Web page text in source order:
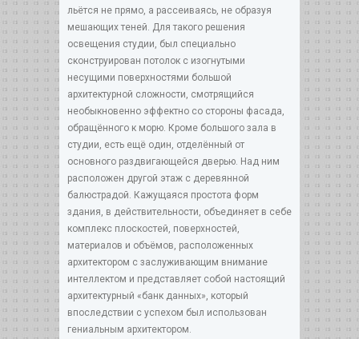
льётся не прямо, а рассеиваясь, не образуя
мешающих теней. Для такого решения
освещения студии, был специально
сконструирован потолок с изогнутыми
несущими поверхностями большой
архитектурной сложности, смотрящийся
необыкновенно эффектно со стороны фасада,
обращённого к морю. Кроме большого зала в
студии, есть ещё один, отделённый от
основного раздвигающейся дверью. Над ним
расположен другой этаж с деревянной
балюстрадой. Кажущаяся простота форм
здания, в действительности, объединяет в себе
комплекс плоскостей, поверхностей,
материалов и объёмов, расположенных
архитектором с заслуживающим внимание
интеллектом и представляет собой настоящий
архитектурный «банк данных», который
впоследствии с успехом был использован
гениальным архитектором.